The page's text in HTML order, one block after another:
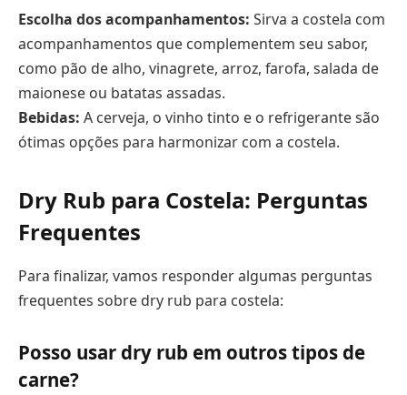
Escolha dos acompanhamentos: Sirva a costela com
acompanhamentos que complementem seu sabor,
como pão de alho, vinagrete, arroz, farofa, salada de
maionese ou batatas assadas.
Bebidas: A cerveja, o vinho tinto e o refrigerante são
ótimas opções para harmonizar com a costela.
Dry Rub para Costela: Perguntas
Frequentes
Para finalizar, vamos responder algumas perguntas
frequentes sobre dry rub para costela:
Posso usar dry rub em outros tipos de
carne?